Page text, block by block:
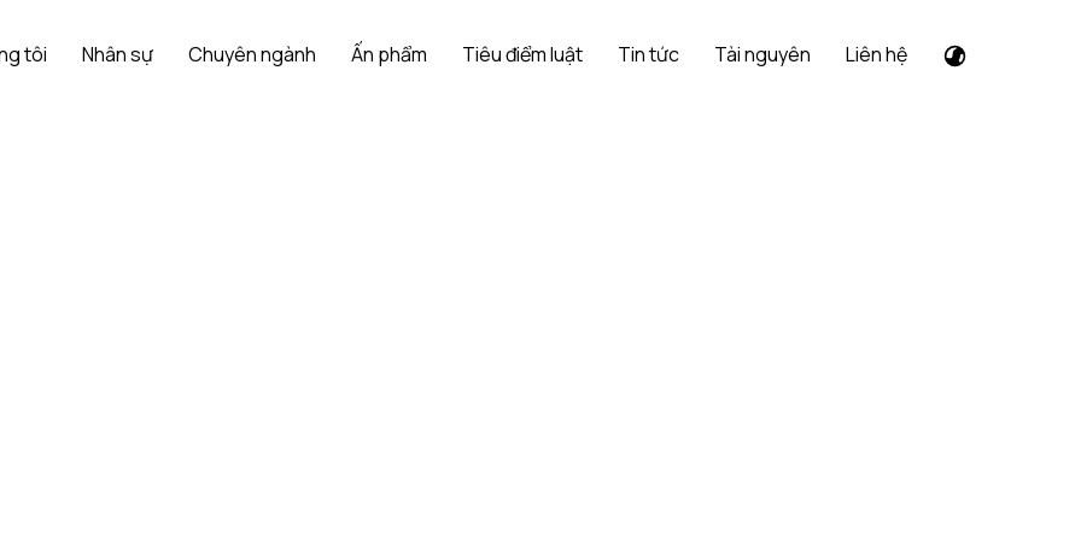
tôi Nhân sự Chuyên ngành Ấn phẩm Tiêu điểm luật Tin tức Tài nguyên Liên hệ